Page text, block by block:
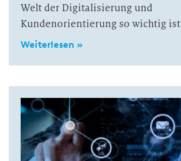
Welt der Digitalisierung und
Kundenorientierung so wichtig ist
Weiterlesen »